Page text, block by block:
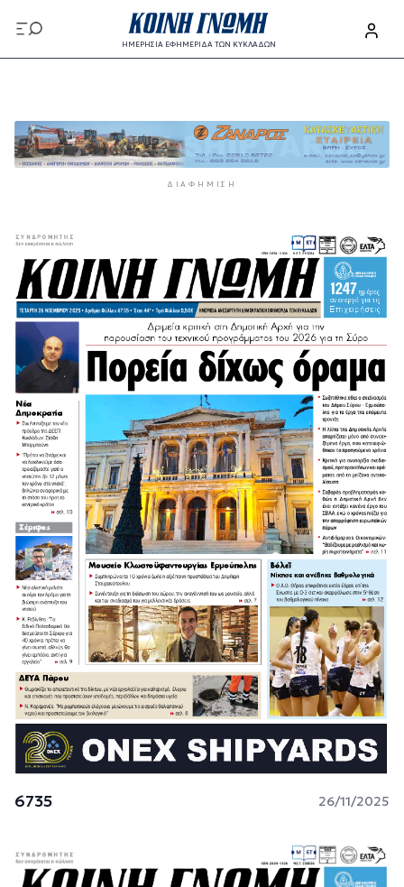
Παράκαμψη προς το κυρίως περιεχόμενο
ΗΜΕΡΗΣΙΑ ΕΦΗΜΕΡΙΔΑ ΤΩΝ ΚΥΚΛΑΔΩΝ
ΔΙΑΦΉΜΙΣΗ
6735 26/11/2025